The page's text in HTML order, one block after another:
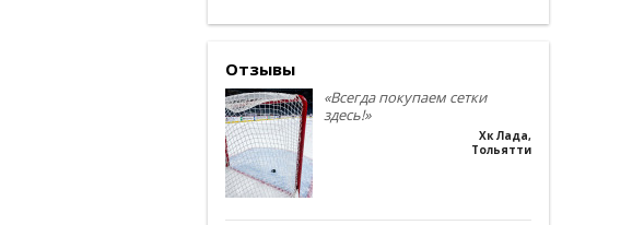
Отзывы
«Всегда покупаем сетки
здесь!»
Хк Лада,
Тольятти